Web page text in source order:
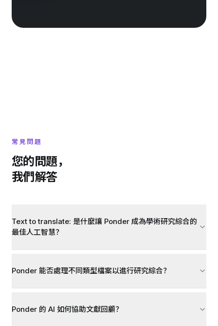
常見問題
您的問題，
我們解答
Text to translate: 是什麼讓 Ponder 成為學術研究綜合的
最佳人工智慧？
Ponder 能否處理不同類型檔案以進行研究綜合？
Ponder 的 AI 如何協助文獻回顧？